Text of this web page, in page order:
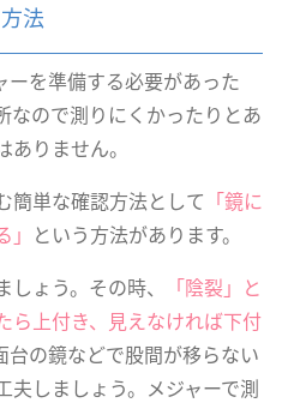
法
ーを準備する必要があった
なので測りにくかったりとあ
りません。
簡単な確認方法として 「鏡に
という方法があります。
ょう。その時、
「陰裂」と
ら上付き、見えなければ下付
台の鏡などで股間が移らない
夫しましょう。メジャーで測